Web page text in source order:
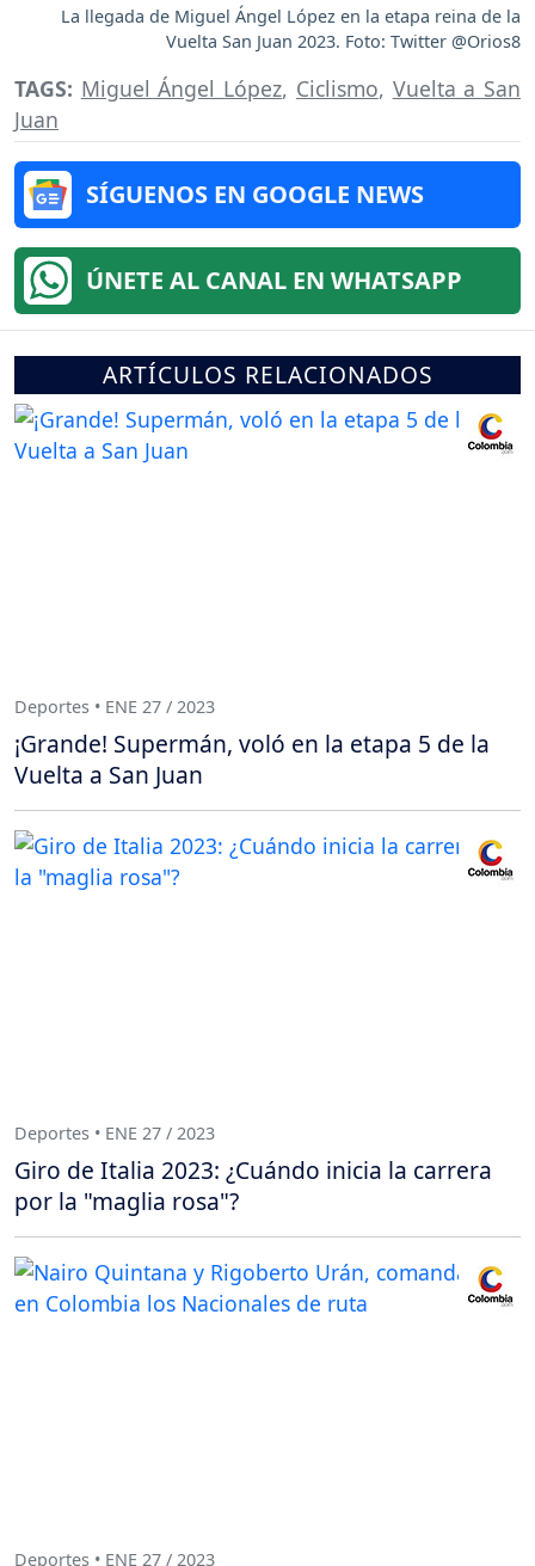
La llegada de Miguel Ángel López en la etapa reina de la
Vuelta San Juan 2023. Foto: Twitter @Orios8
TAGS: Miguel Ángel López, Ciclismo, Vuelta a San
Juan
SÍGUENOS EN GOOGLE NEWS
ÚNETE AL CANAL EN WHATSAPP
ARTÍCULOS RELACIONADOS
Deportes • ENE 27 / 2023
¡Grande! Supermán, voló en la etapa 5 de la
Vuelta a San Juan
Deportes • ENE 27 / 2023
Giro de Italia 2023: ¿Cuándo inicia la carrera
por la "maglia rosa"?
Deportes • ENE 27 / 2023